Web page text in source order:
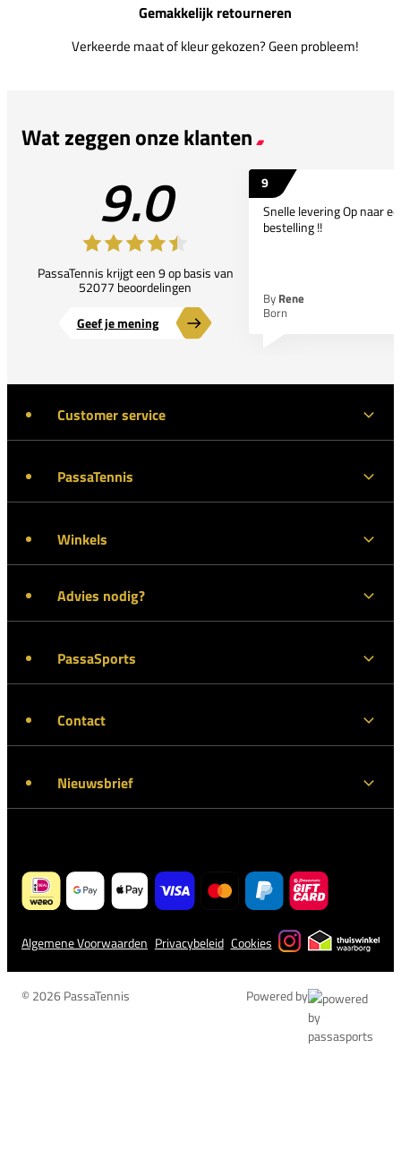
Gemakkelijk retourneren
Verkeerde maat of kleur gekozen? Geen probleem!
Wat zeggen onze klanten
9.0
PassaTennis krijgt een 9 op basis van
52077 beoordelingen
Geef je mening
9
Snelle levering Op naar
bestelling !!
By Rene
Born
Customer service
PassaTennis
Winkels
Advies nodig?
PassaSports
Contact
Nieuwsbrief
Algemene Voorwaarden Privacybeleid Cookies
© 2026 PassaTennis Powered by